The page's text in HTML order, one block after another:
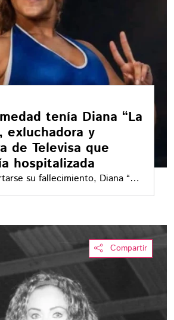
tenía Diana “La
exluchadora y
de Televisa que
hospitalizada
su fallecimiento, Diana “La
hospitalizada en
informado que sería sometida a
médica
Compartir